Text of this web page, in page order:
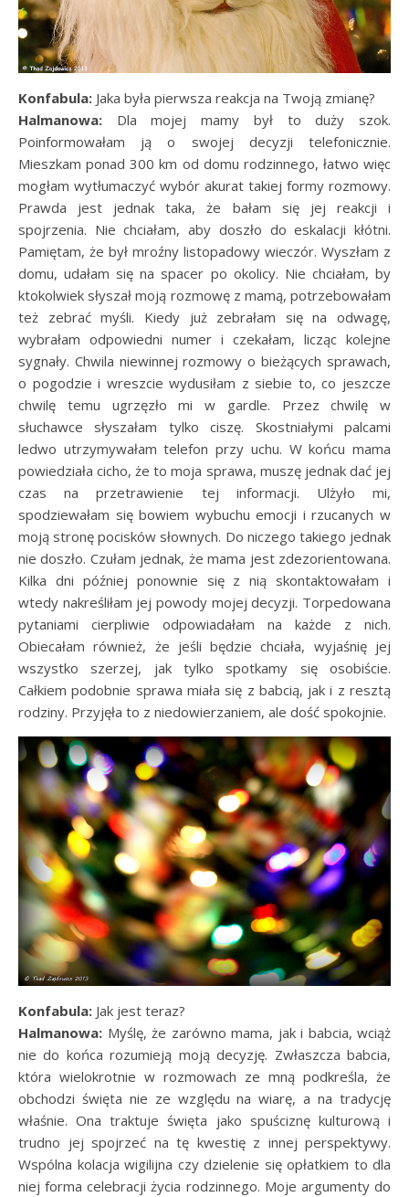
Konfabula: Jaka była pierwsza reakcja na Twoją zmianę?
Halmanowa: Dla mojej mamy był to duży szok.
Poinformowałam ją o swojej decyzji telefonicznie.
Mieszkam ponad 300 km od domu rodzinnego, łatwo więc
mogłam wytłumaczyć wybór akurat takiej formy rozmowy.
Prawda jest jednak taka, że bałam się jej reakcji i
spojrzenia. Nie chciałam, aby doszło do eskalacji kłótni.
Pamiętam, że był mroźny listopadowy wieczór. Wyszłam z
domu, udałam się na spacer po okolicy. Nie chciałam, by
ktokolwiek słyszał moją rozmowę z mamą, potrzebowałam
też zebrać myśli. Kiedy już zebrałam się na odwagę,
wybrałam odpowiedni numer i czekałam, licząc kolejne
sygnały. Chwila niewinnej rozmowy o bieżących sprawach,
o pogodzie i wreszcie wydusiłam z siebie to, co jeszcze
chwilę temu ugrzęzło mi w gardle. Przez chwilę w
słuchawce słyszałam tylko ciszę. Skostniałymi palcami
ledwo utrzymywałam telefon przy uchu. W końcu mama
powiedziała cicho, że to moja sprawa, muszę jednak dać jej
czas na przetrawienie tej informacji. Ulżyło mi,
spodziewałam się bowiem wybuchu emocji i rzucanych w
moją stronę pocisków słownych. Do niczego takiego jednak
nie doszło. Czułam jednak, że mama jest zdezorientowana.
Kilka dni później ponownie się z nią skontaktowałam i
wtedy nakreśliłam jej powody mojej decyzji. Torpedowana
pytaniami cierpliwie odpowiadałam na każde z nich.
Obiecałam również, że jeśli będzie chciała, wyjaśnię jej
wszystko szerzej, jak tylko spotkamy się osobiście.
Całkiem podobnie sprawa miała się z babcią, jak i z resztą
rodziny. Przyjęła to z niedowierzaniem, ale dość spokojnie.
Konfabula: Jak jest teraz?
Halmanowa: Myślę, że zarówno mama, jak i babcia, wciąż
nie do końca rozumieją moją decyzję. Zwłaszcza babcia,
która wielokrotnie w rozmowach ze mną podkreśla, że
obchodzi święta nie ze względu na wiarę, a na tradycję
właśnie. Ona traktuje święta jako spuściznę kulturową i
trudno jej spojrzeć na tę kwestię z innej perspektywy.
Wspólna kolacja wigilijna czy dzielenie się opłatkiem to dla
niej forma celebracji życia rodzinnego. Moje argumenty do